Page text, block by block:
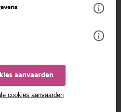
aanvaarden
cookies aanvaarden